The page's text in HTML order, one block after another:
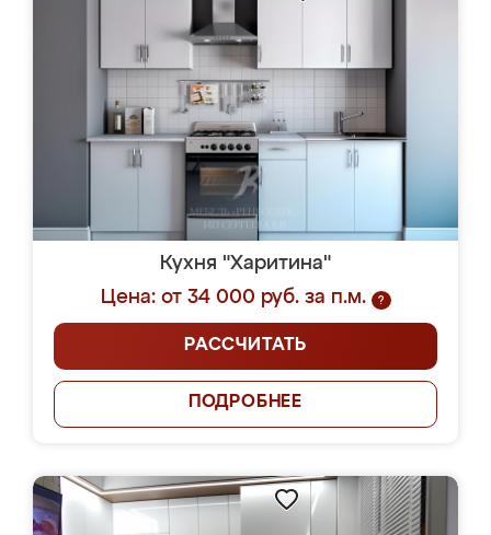
Кухня "Харитина"
Цена: от 34 000 руб. за п.м.
?
РАССЧИТАТЬ
ПОДРОБНЕЕ